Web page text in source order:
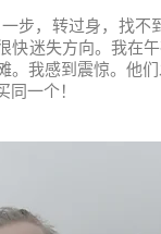
步，转过身，找
快迷失方向。我
我感到震惊。他
一个！